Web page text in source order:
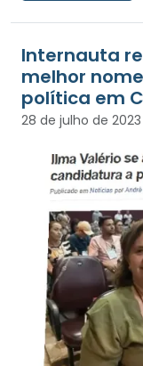
Internauta
melhor
política em
28 de julho de 2023